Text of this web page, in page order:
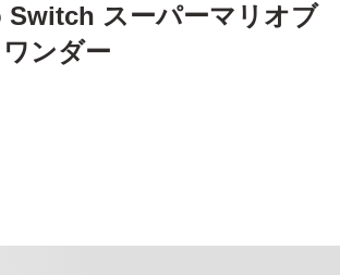
スーパーマリオブ
ンダー